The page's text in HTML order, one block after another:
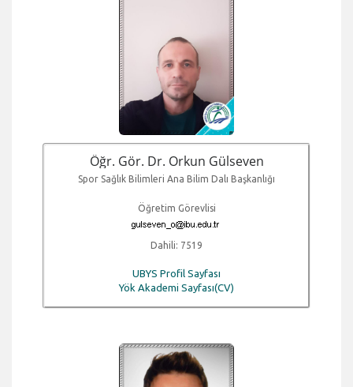
Öğr. Gör. Dr. Orkun Gülseven
Spor Sağlık Bilimleri Ana Bilim Dalı Başkanlığı
Öğretim Görevlisi
Dahili: 7519
UBYS Profil Sayfası
Yök Akademi Sayfası(CV)